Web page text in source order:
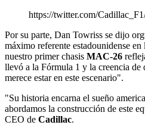
https://twitter.com/
Por su parte, Dan Towriss se dijo
máximo referente estadounidense
nuestro primer chasis MAC-26
llevó a la Fórmula 1 y la creencia de
merece estar en este escenario".
"Su historia encarna el sueño
abordamos la construcción de este
CEO de Cadillac.